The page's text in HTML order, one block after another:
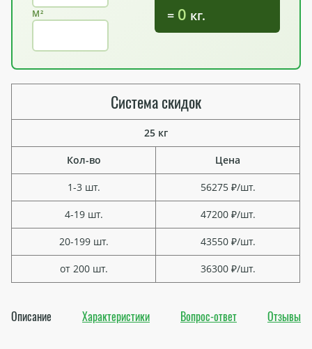
Описание Характеристики Вопрос-ответ Отзывы
М² = 0 кг.
Система скидок
25 кг
Кол-во
1-3 шт.
4-19 шт.
20-199 шт.
от 200 шт.
Цена
56275 ₽/шт.
47200 ₽/шт.
43550 ₽/шт.
36300 ₽/шт.